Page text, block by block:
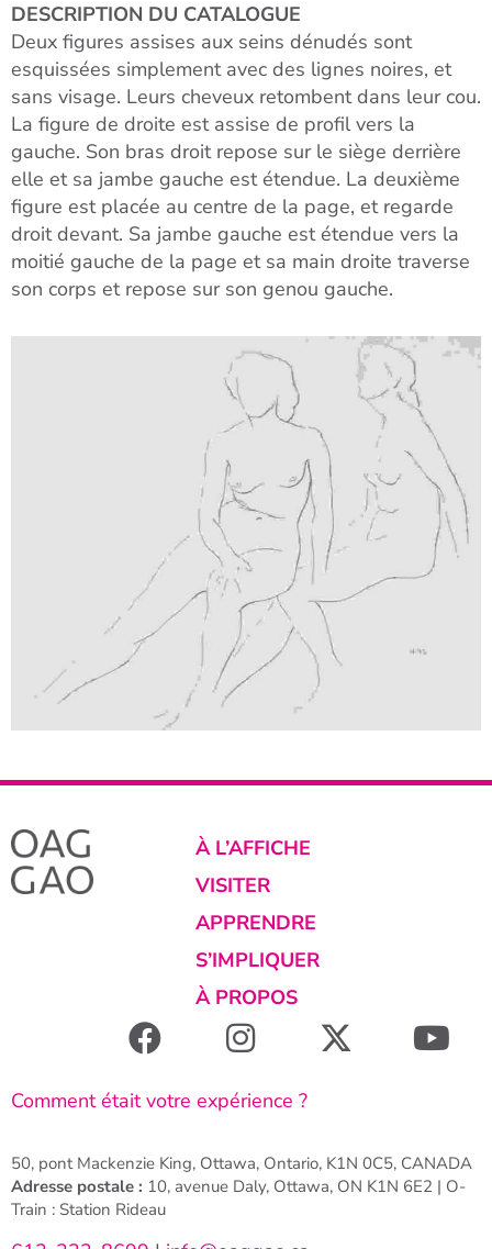
DESCRIPTION DU CATALOGUE
Deux figures assises aux seins dénudés sont
esquissées simplement avec des lignes noires, et
sans visage. Leurs cheveux retombent dans leur cou.
La figure de droite est assise de profil vers la
gauche. Son bras droit repose sur le siège derrière
elle et sa jambe gauche est étendue. La deuxième
figure est placée au centre de la page, et regarde
droit devant. Sa jambe gauche est étendue vers la
moitié gauche de la page et sa main droite traverse
son corps et repose sur son genou gauche.
À L’AFFICHE
VISITER
APPRENDRE
S’IMPLIQUER
À PROPOS
Comment était votre expérience ?
50, pont Mackenzie King, Ottawa, Ontario, K1N 0C5, CANADA
Adresse postale : 10, avenue Daly, Ottawa, ON K1N 6E2 | O-
Train : Station Rideau